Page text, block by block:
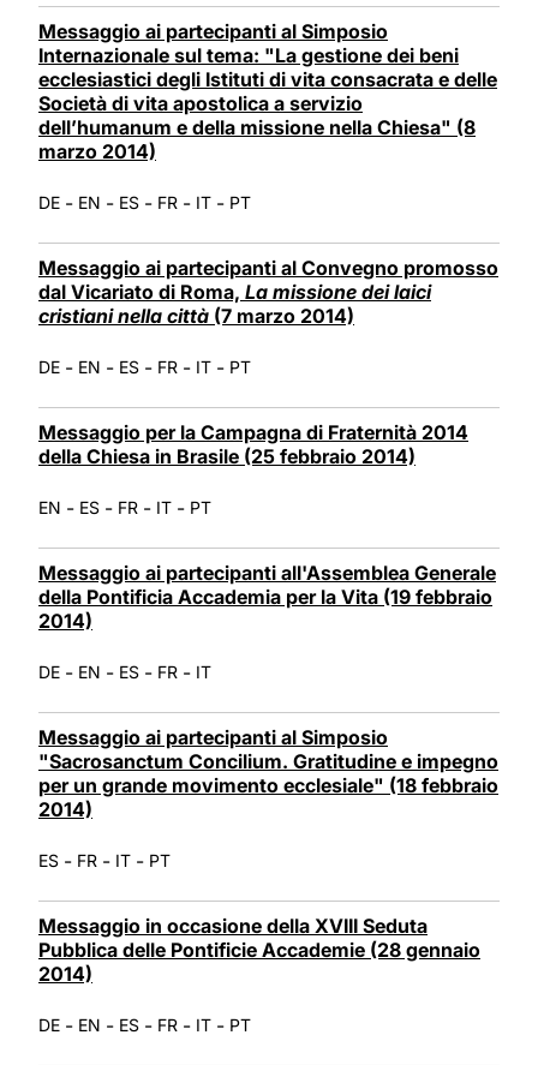
Messaggio ai partecipanti al Simposio
Internazionale sul tema: "La gestione dei beni
ecclesiastici degli Istituti di vita consacrata e delle
Società di vita apostolica a servizio
dell’humanum e della missione nella Chiesa" (8
marzo 2014)
DE - EN - ES - FR - IT - PT
Messaggio ai partecipanti al Convegno promosso
dal Vicariato di Roma, La missione dei laici
cristiani nella città (7 marzo 2014)
DE - EN - ES - FR - IT - PT
Messaggio per la Campagna di Fraternità 2014
della Chiesa in Brasile (25 febbraio 2014)
EN - ES - FR - IT - PT
Messaggio ai partecipanti all'Assemblea Generale
della Pontificia Accademia per la Vita (19 febbraio
2014)
DE - EN - ES - FR - IT
Messaggio ai partecipanti al Simposio
"Sacrosanctum Concilium. Gratitudine e impegno
per un grande movimento ecclesiale" (18 febbraio
2014)
ES - FR - IT - PT
Messaggio in occasione della XVIII Seduta
Pubblica delle Pontificie Accademie (28 gennaio
2014)
DE - EN - ES - FR - IT - PT